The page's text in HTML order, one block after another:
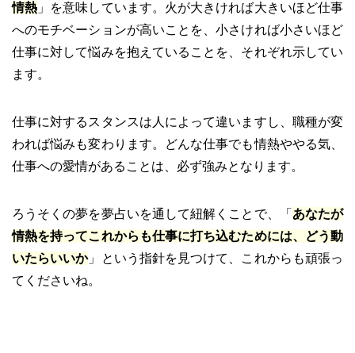
情熱 」を意味しています。火が大きければ大きいほど仕事
へのモチベーションが高いことを、小さければ小さいほど
仕事に対して悩みを抱えていることを、それぞれ示してい
ます。
仕事に対するスタンスは人によって違いますし、職種が変
われば悩みも変わります。どんな仕事でも情熱ややる気、
仕事への愛情があることは、必ず強みとなります。
ろうそくの夢を夢占いを通して紐解くことで、「 あなたが
情熱を持ってこれからも仕事に打ち込むためには、どう動
いたらいいか」という指針を見つけて、これからも頑張っ
てくださいね。